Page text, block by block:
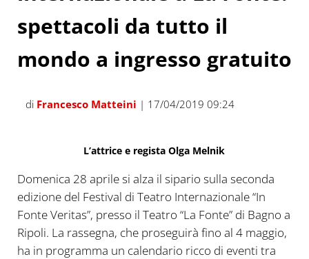
spettacoli da tutto il
mondo a ingresso gratuito
di Francesco Matteini | 17/04/2019 09:24
L’attrice e regista Olga Melnik
Domenica 28 aprile si alza il sipario sulla seconda
edizione del Festival di Teatro Internazionale “In
Fonte Veritas”, presso il Teatro “La Fonte” di Bagno a
Ripoli. La rassegna, che proseguirà fino al 4 maggio,
ha in programma un calendario ricco di eventi tra